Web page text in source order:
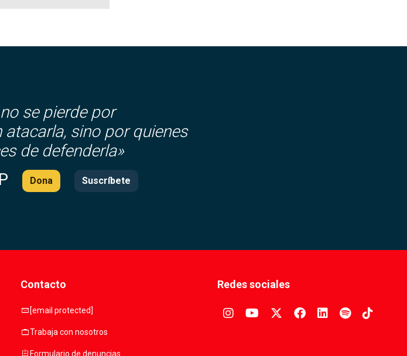
se pierde por
atacarla, sino por quienes
de defenderla»
Dona Suscríbete
Contacto
mail [email protected]
workTrabaja con nosotros
Formulario de denuncias
Redes sociales